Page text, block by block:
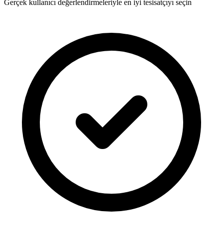
Gerçek kullanıcı değerlendirmeleriyle en iyi tesisatçıyı seçin